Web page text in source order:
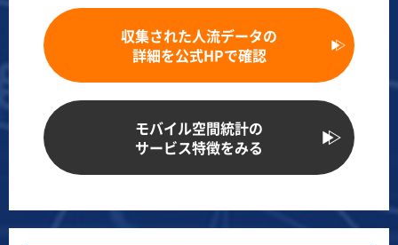
収集された人流データの
詳細を公式HPで確認
モバイル空間統計の
サービス特徴をみる